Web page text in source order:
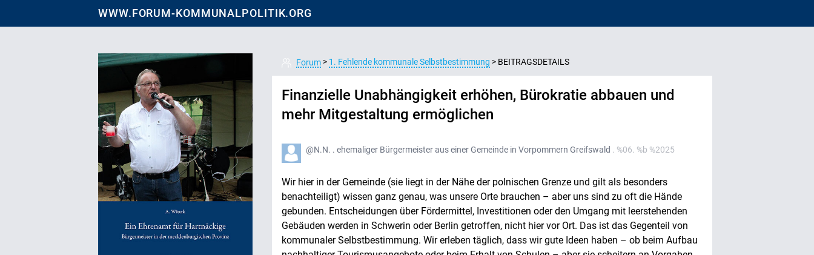
WWW.FORUM-KOMMUNALPOLITIK.ORG
Forum > 1. Fehlende kommunale Selbstbestimmung > BEITRAGSDETAILS
Finanzielle Unabhängigkeit erhöhen, Bürokratie abbauen und
mehr Mitgestaltung ermöglichen
@N.N. . ehemaliger Bürgermeister aus einer Gemeinde in Vorpommern Greifswald . %06. %b %2025
Wir hier in der Gemeinde (sie liegt in der Nähe der polnischen Grenze und gilt als besonders
benachteiligt) wissen ganz genau, was unsere Orte brauchen – aber uns sind zu oft die Hände
gebunden. Entscheidungen über Fördermittel, Investitionen oder den Umgang mit leerstehenden
Gebäuden werden in Schwerin oder Berlin getroffen, nicht hier vor Ort. Das ist das Gegenteil von
kommunaler Selbstbestimmung. Wir erleben täglich, dass wir gute Ideen haben – ob beim Aufbau